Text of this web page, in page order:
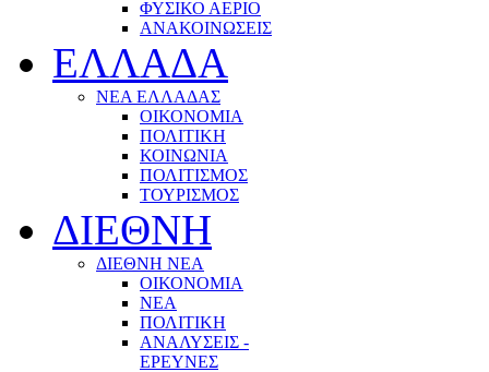
ΦΥΣΙΚΟ ΑΕΡΙΟ
ΑΝΑΚΟΙΝΩΣΕΙΣ
ΕΛΛΑΔΑ
ΝΕΑ ΕΛΛΑΔΑΣ
ΟΙΚΟΝΟΜΙΑ
ΠΟΛΙΤΙΚΗ
ΚΟΙΝΩΝΙΑ
ΠΟΛΙΤΙΣΜΟΣ
ΤΟΥΡΙΣΜΟΣ
ΔΙΕΘΝΗ
ΔΙΕΘΝΗ ΝΕΑ
ΟΙΚΟΝΟΜΙΑ
ΝΕΑ
ΠΟΛΙΤΙΚΗ
ΑΝΑΛΥΣΕΙΣ -
ΕΡΕΥΝΕΣ